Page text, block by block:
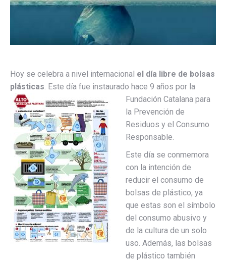
Hoy se celebra a nivel internacional el día libre de bolsas
plásticas. Este día fue instaurado hace 9 años por la
Fundación Catalana para
la Prevención de
Residuos y el Consumo
Responsable.
Este día se conmemora
con la intención de
reducir el consumo de
bolsas de plástico, ya
que estas son el símbolo
del consumo abusivo y
de la cultura de un solo
uso. Además, las bolsas
de plástico también